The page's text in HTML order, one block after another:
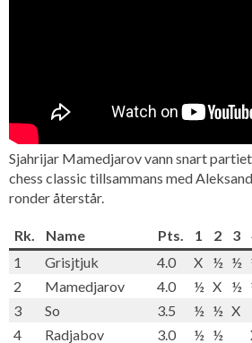
Sjahrijar Mamedjarovvann snart
chess classic tillsammans med
ronder återstår.
Rk. Name Pts. 1 2 3
1
Grisjtjuk 4.0 X ½ ½
2
Mamedjarov 4.0 ½ X ½
3
So 3.5 ½ ½ X
4
Radjabov 3.0 ½ ½